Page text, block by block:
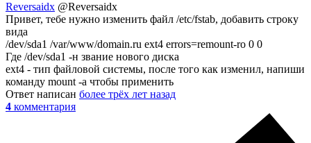
Reversaidx @Reversaidx
Привет, тебе нужно изменить файл /etc/fstab, добавить строку
вида
/dev/sda1 /var/www/domain.ru ext4 errors=remount-ro 0 0
Где /dev/sda1 -н звание нового диска
ext4 - тип файловой системы, после того как изменил, напиши
команду mount -a чтобы применить
Ответ написан более трёх лет назад
4 комментария